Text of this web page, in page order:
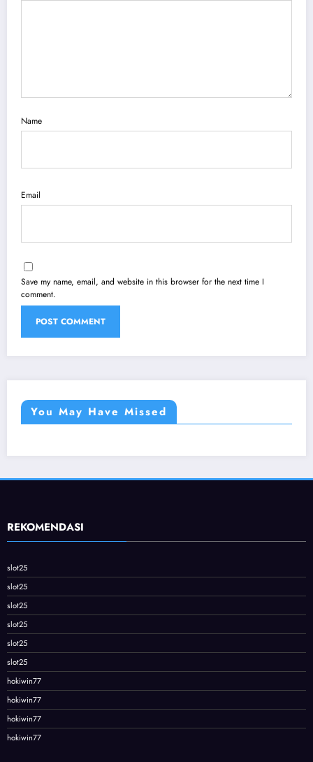
Name
Email
Save my name, email, and website in this browser for the next time I
comment.
You May Have Missed
REKOMENDASI
slot25
slot25
slot25
slot25
slot25
slot25
hokiwin77
hokiwin77
hokiwin77
hokiwin77